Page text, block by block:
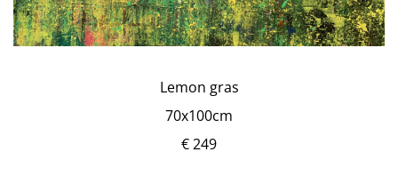
Lemon gras
70x100cm
€ 249